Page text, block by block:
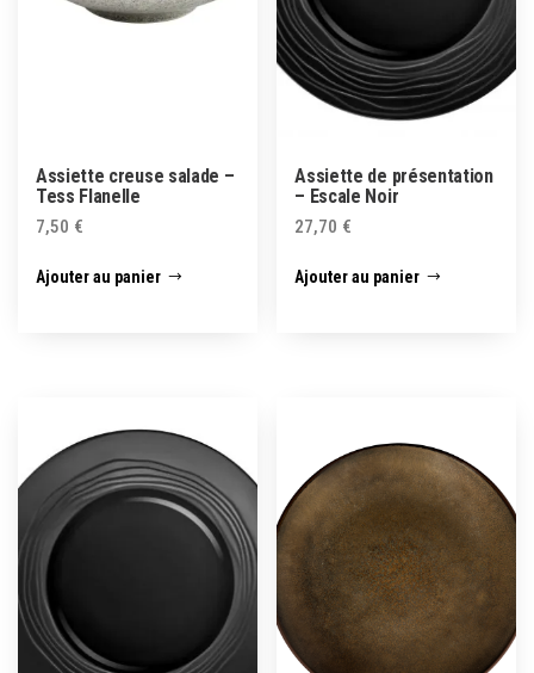
Assiette creuse salade –
Tess Flanelle
7,50 €
Ajouter au panier
Assiette de présentation
– Escale Noir
27,70 €
Ajouter au panier